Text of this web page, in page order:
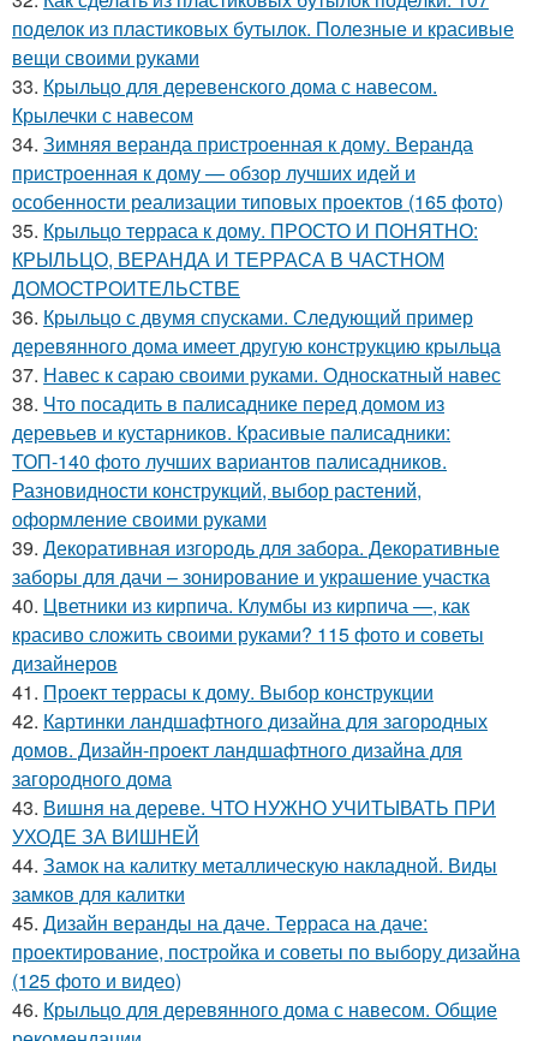
поделок из пластиковых бутылок. Полезные и красивые
вещи своими руками
33. Крыльцо для деревенского дома с навесом.
Крылечки с навесом
34. Зимняя веранда пристроенная к дому. Веранда
пристроенная к дому — обзор лучших идей и
особенности реализации типовых проектов (165 фото)
35. Крыльцо терраса к дому. ПРОСТО И ПОНЯТНО:
КРЫЛЬЦО, ВЕРАНДА И ТЕРРАСА В ЧАСТНОМ
ДОМОСТРОИТЕЛЬСТВЕ
36. Крыльцо с двумя спусками. Следующий пример
деревянного дома имеет другую конструкцию крыльца
37. Навес к сараю своими руками. Односкатный навес
38. Что посадить в палисаднике перед домом из
деревьев и кустарников. Красивые палисадники:
ТОП-140 фото лучших вариантов палисадников.
Разновидности конструкций, выбор растений,
оформление своими руками
39. Декоративная изгородь для забора. Декоративные
заборы для дачи – зонирование и украшение участка
40. Цветники из кирпича. Клумбы из кирпича —, как
красиво сложить своими руками? 115 фото и советы
дизайнеров
41. Проект террасы к дому. Выбор конструкции
42. Картинки ландшафтного дизайна для загородных
домов. Дизайн-проект ландшафтного дизайна для
загородного дома
43. Вишня на дереве. ЧТО НУЖНО УЧИТЫВАТЬ ПРИ
УХОДЕ ЗА ВИШНЕЙ
44. Замок на калитку металлическую накладной. Виды
замков для калитки
45. Дизайн веранды на даче. Терраса на даче:
проектирование, постройка и советы по выбору дизайна
(125 фото и видео)
46. Крыльцо для деревянного дома с навесом. Общие